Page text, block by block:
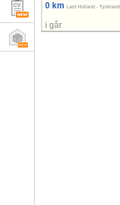
0 km
Last Holland - Tyskland
i går